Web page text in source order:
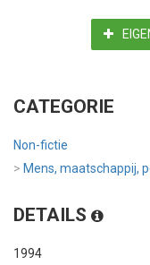
CATEGORIE
Non-fictie
> Mens, maatschappij,
DETAILS
1994